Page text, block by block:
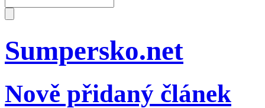
Sumpersko.net
Nově přidaný článek